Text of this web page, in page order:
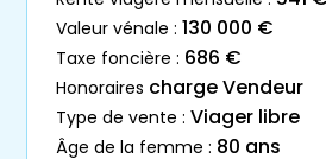
valeur vénale : 130 000 €
taxe foncière : 686 €
honoraires charge Vendeur
type de vente : Viager libre
âge de la femme : 80 ans